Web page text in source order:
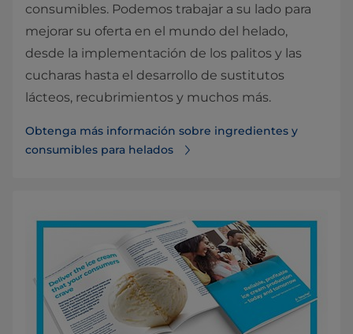
consumibles. Podemos trabajar a su lado para
mejorar su oferta en el mundo del helado,
desde la implementación de los palitos y las
cucharas hasta el desarrollo de sustitutos
lácteos, recubrimientos y muchos más.
Obtenga más información sobre ingredientes y
consumibles para helados